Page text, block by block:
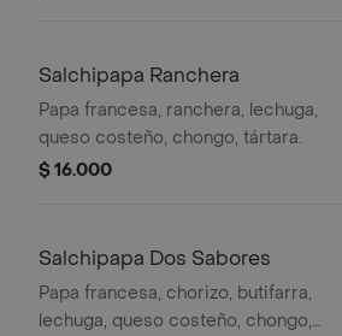
Salchipapa Ranchera
Papa francesa, ranchera, lechuga,
queso costeño, chongo, tártara.
$ 16.000
Salchipapa Dos Sabores
Papa francesa, chorizo, butifarra,
lechuga, queso costeño, chongo,